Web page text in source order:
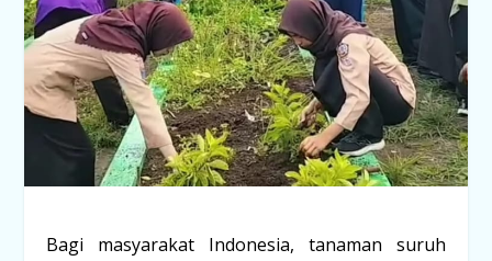
Bagi masyarakat Indonesia, tanaman suruh